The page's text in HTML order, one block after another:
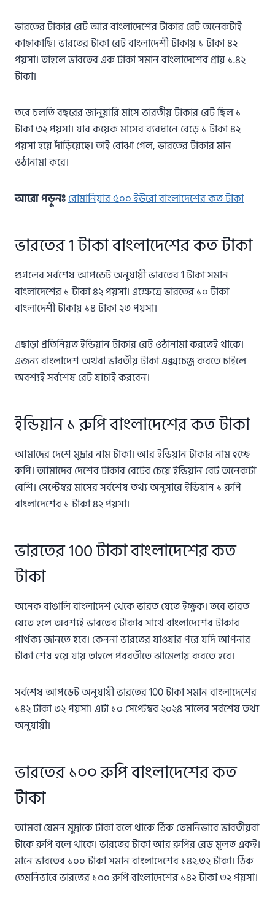
ভারতের টাকার রেট আর বাংলাদেশের টাকার রেট অনেকটাই
কাছাকাছি। ভারতের টাকা রেট বাংলাদেশী টাকায় ১ টাকা ৪২
পয়সা। তাহলে ভারতের এক টাকা সমান বাংলাদেশের প্রায় ১.৪২
টাকা।
তবে চলতি বছরের জানুয়ারি মাসে ভারতীয় টাকার রেট ছিল ১
টাকা ৩২ পয়সা। যার কয়েক মাসের ব্যবধানে বেড়ে ১ টাকা ৪২
পয়সা হয়ে দাঁড়িয়েছে। তাই বোঝা গেল, ভারতের টাকার মান
ওঠানামা করে।
আরো পড়ুনঃরোমানিয়ার ৫০০ ইউরো বাংলাদেশের কত টাকা
ভারতের 1 টাকা বাংলাদেশের কত টাকা
গুগলের সর্বশেষ আপডেট অনুযায়ী ভারতের 1 টাকা সমান
বাংলাদেশের ১ টাকা ৪২ পয়সা। এক্ষেত্রে ভারতের ১০ টাকা
বাংলাদেশী টাকায় ১৪ টাকা ২৩ পয়সা।
এছাড়া প্রতিনিয়ত ইন্ডিয়ান টাকার রেট ওঠানামা করতেই থাকে।
এজন্য বাংলাদেশ অথবা ভারতীয় টাকা এক্সচেঞ্জ করতে চাইলে
অবশ্যই সর্বশেষ রেট যাচাই করবেন।
ইন্ডিয়ান ১ রুপি বাংলাদেশের কত টাকা
আমাদের দেশে মুদ্রার নাম টাকা। আর ইন্ডিয়ান টাকার নাম হচ্ছে
রুপি। আমাদের দেশের টাকার রেটের চেয়ে ইন্ডিয়ান রেট অনেকটা
বেশি। সেপ্টেম্বর মাসের সর্বশেষ তথ্য অনুসারে ইন্ডিয়ান ১ রুপি
বাংলাদেশের ১ টাকা ৪২ পয়সা।
ভারতের 100 টাকা বাংলাদেশের কত
টাকা
অনেক বাঙালি বাংলাদেশ থেকে ভারত যেতে ইচ্ছুক। তবে ভারত
যেতে হলে অবশ্যই ভারতের টাকার সাথে বাংলাদেশের টাকার
পার্থক্য জানতে হবে। কেননা ভারতের যাওয়ার পরে যদি আপনার
টাকা শেষ হয়ে যায় তাহলে পরবর্তীতে ঝামেলায় করতে হবে।
সর্বশেষ আপডেট অনুযায়ী ভারতের 100 টাকা সমান বাংলাদেশের
১৪২ টাকা ৩২ পয়সা। এটা ১০ সেপ্টেম্বর ২০২৪ সালের সর্বশেষ তথ্য
অনুযায়ী।
ভারতের ১০০ রুপি বাংলাদেশের কত
টাকা
আমরা যেমন মুদ্রাকে টাকা বলে থাকে ঠিক তেমনিভাবে ভারতীয়রা
টাকে রুপি বলে থাকে। ভারতের টাকা আর রুপির রেড মূলত একই।
মানে ভারতের ১০০ টাকা সমান বাংলাদেশের ১৪২.৩২ টাকা। ঠিক
তেমনিভাবে ভারতের ১০০ রুপি বাংলাদেশের ১৪২ টাকা ৩২ পয়সা।